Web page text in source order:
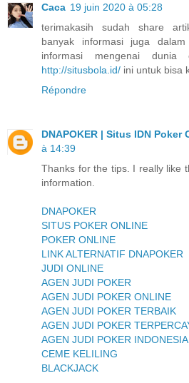
Caca 19 juin 2020 à 05:28
terimakasih sudah share
banyak informasi juga
informasi mengenai
http://situsbola.id/ ini untuk bisa
Répondre
DNAPOKER | Situs IDN Poker
à 14:39
Thanks for the tips. I really like
information.
DNAPOKER
SITUS POKER ONLINE
POKER ONLINE
LINK ALTERNATIF DNAPOKER
JUDI ONLINE
AGEN JUDI POKER
AGEN JUDI POKER ONLINE
AGEN JUDI POKER TERBAIK
AGEN JUDI POKER
AGEN JUDI POKER INDONESIA
CEME KELILING
BLACKJACK